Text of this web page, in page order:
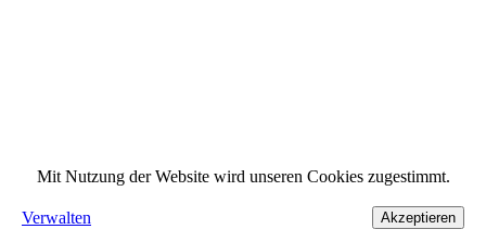
Mit Nutzung der Website wird unseren Cookies zugestimmt.
Verwalten Akzeptieren